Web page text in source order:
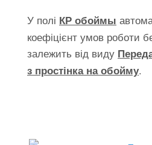
У полі КР обоймы
коефіцієнт умов роботи
залежить від виду
з простінка на обойму.